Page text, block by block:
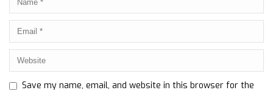
Save my name, email, and website in this browser for the